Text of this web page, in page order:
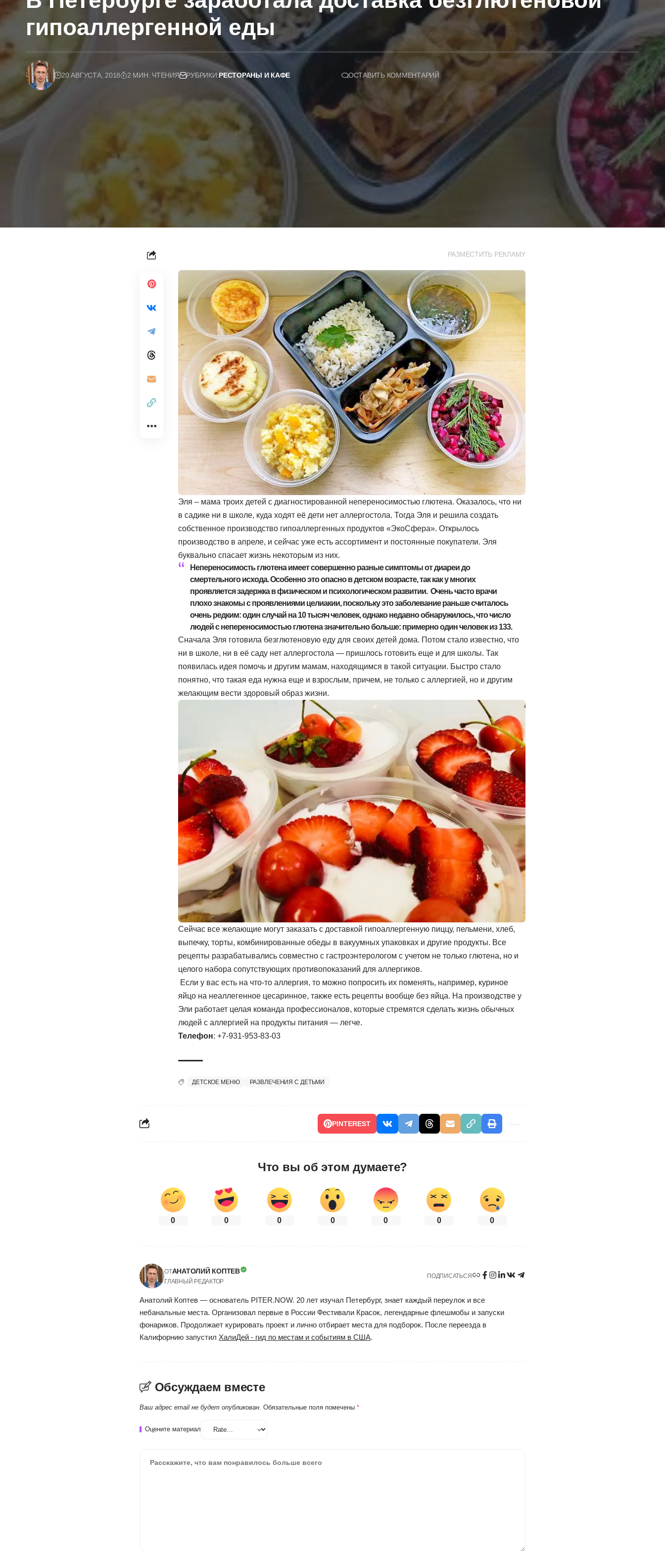
гипоаллергенной еды
20 АВГУСТА, 2018 2 МИН. ЧТЕНИЯ РУБРИКИ:РЕСТОРАНЫ И КАФЕ ОСТАВИТЬ КОММЕНТАРИЙ
РАЗМЕСТИТЬ РЕКЛАМУ
Эля – мама троих детей с диагностированной непереносимостью глютена. Оказалось, что ни
в садике ни в школе, куда ходят её дети нет аллергостола. Тогда Эля и решила создать
собственное производство гипоаллергенных продуктов «ЭкоСфера». Открылось
производство в апреле, и сейчас уже есть ассортимент и постоянные покупатели. Эля
буквально спасает жизнь некоторым из них.
Непереносимость глютена имеет совершенно разные симптомы от диареи до
смертельного исхода. Особенно это опасно в детском возрасте, так как у многих
проявляется задержка в физическом и психологическом развитии. Очень часто врачи
плохо знакомы с проявлениями целиакии, поскольку это заболевание раньше считалось
очень редким: один случай на 10 тысяч человек, однако недавно обнаружилось, что число
людей с непереносимостью глютена значительно больше: примерно один человек из 133.
Сначала Эля готовила безглютеновую еду для своих детей дома. Потом стало известно, что
ни в школе, ни в её саду нет аллергостола — пришлось готовить еще и для школы. Так
появилась идея помочь и другим мамам, находящимся в такой ситуации. Быстро стало
понятно, что такая еда нужна еще и взрослым, причем, не только с аллергией, но и другим
желающим вести здоровый образ жизни.
Сейчас все желающие могут заказать с доставкой гипоаллергенную пиццу, пельмени, хлеб,
выпечку, торты, комбинированные обеды в вакуумных упаковках и другие продукты. Все
рецепты разрабатывались совместно с гастроэнтерологом с учетом не только глютена, но и
целого набора сопутствующих противопоказаний для аллергиков.
Если у вас есть на что-то аллергия, то можно попросить их поменять, например, куриное
яйцо на неаллегенное цесаринное, также есть рецепты вообще без яйца. На производстве у
Эли работает целая команда профессионалов, которые стремятся сделать жизнь обычных
людей с аллергией на продукты питания — легче.
Телефон: +7-931-953-83-03
ДЕТСКОЕ МЕНЮ РАЗВЛЕЧЕНИЯ С ДЕТЬМИ
PINTEREST
Что вы об этом думаете?
0 0 0 0 0 0 0
ОТАНАТОЛИЙ КОПТЕВ
ГЛАВНЫЙ РЕДАКТОР
ПОДПИСАТЬСЯ
Анатолий Коптев — основатель PITER.NOW. 20 лет изучал Петербург, знает каждый переулок и все
небанальные места. Организовал первые в России Фестивали Красок, легендарные флешмобы и запуски
фонариков. Продолжает курировать проект и лично отбирает места для подборок. После переезда в
Калифорнию запустил ХалиДей - гид по местам и событиям в США.
Обсуждаем вместе
Ваш адрес email не будет опубликован. Обязательные поля помечены *
Оцените материал